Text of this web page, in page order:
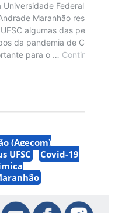
(Agecom)
UFSC
Covid-19